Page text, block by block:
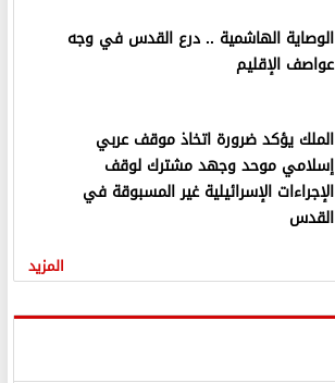
الوصاية الهاشمية .. درع القدس في وجه
عواصف الإقليم
الملك يؤكد ضرورة اتخاذ موقف عربي
إسلامي موحد وجهد مشترك لوقف
الإجراءات الإسرائيلية غير المسبوقة في
القدس
المزيد